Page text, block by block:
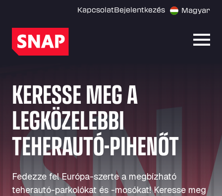
KapcsolatBejelentkezés Magyar
KERESSE MEG A
LEGKÖZELEBBI
TEHERAUTÓ-PIHENŐT
Fedezze fel Európa-szerte a megbízható
teherautó-parkolókat és -mosókat! Keresse meg